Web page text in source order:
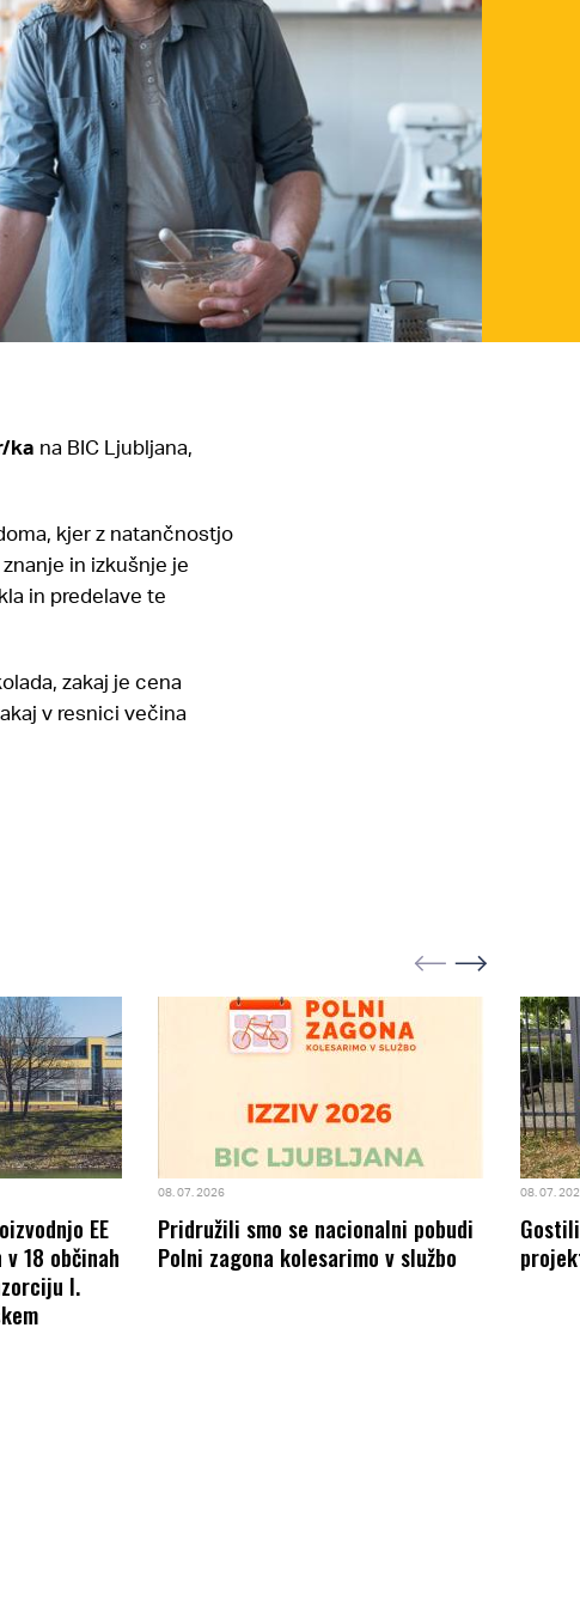
ka na BIC Ljubljana,
kjer z natančnostjo
in izkušnje je
in predelave te
zakaj je cena
v resnici večina
EE
18 občinah
I.
08. 07. 2026
Pridružili smo se nacionalni pobudi
Polni zagona kolesarimo v službo
08. 07.